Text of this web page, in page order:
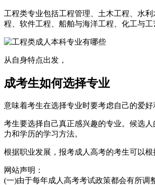
工程类专业包括工程管理、土木工程、水
程、软件工程、船舶与海洋工程、化工与
从自身特点出发，
成考生如何选择专业
意味着考生在选择专业时要考虑自己的爱
考生要选择自己真正感兴趣的专业。候选
力和学历的学习方法。
根据职业发展，报考成人高考的考生可以
网站声明：
(一)由于每年成人高考考试政策都会有所调